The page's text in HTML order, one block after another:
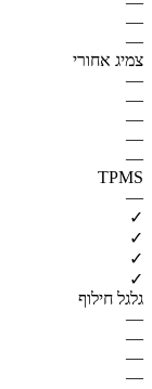
—
—
צמיג אחורי
—
—
—
—
—
TPMS
—
✓
✓
✓
✓
גלגל חילוף
—
—
—
—